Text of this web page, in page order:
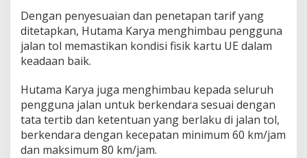
Dengan penyesuaian dan penetapan tarif yang
ditetapkan, Hutama Karya menghimbau pengguna
jalan tol memastikan kondisi fisik kartu UE dalam
keadaan baik.
Hutama Karya juga menghimbau kepada seluruh
pengguna jalan untuk berkendara sesuai dengan
tata tertib dan ketentuan yang berlaku di jalan tol,
berkendara dengan kecepatan minimum 60 km/jam
dan maksimum 80 km/jam.